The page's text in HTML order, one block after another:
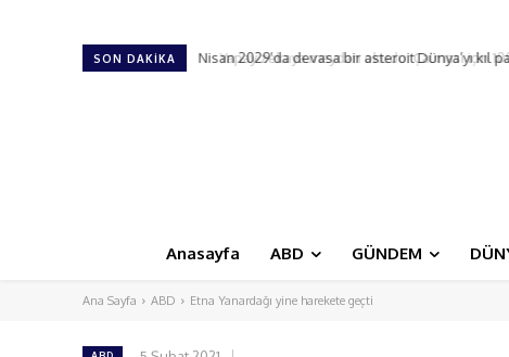
SON DAKIKA Yapay zekaya meydan okudu: Çalması için 100
Anasayfa ABD GÜNDEM
Ana Sayfa ABD Etna Yanardağı yine harekete geçti